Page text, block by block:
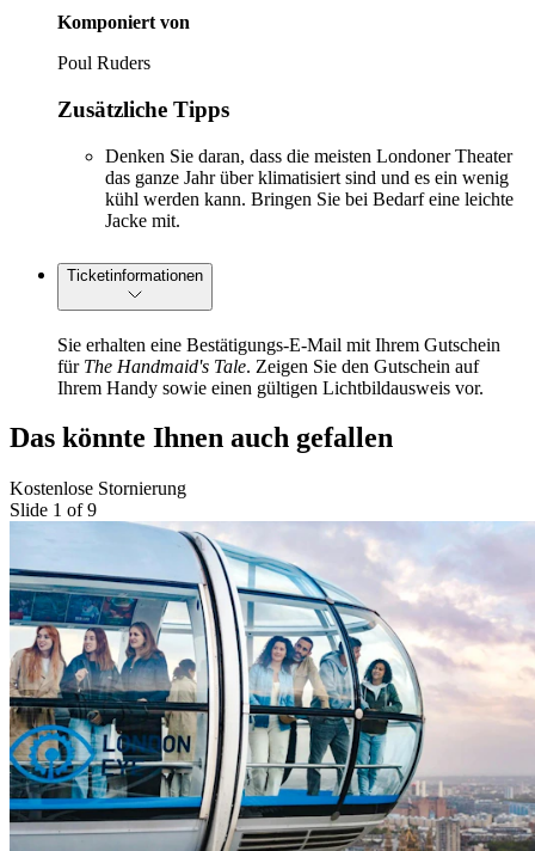
Komponiert von
Poul Ruders
Zusätzliche Tipps
Denken Sie daran, dass die meisten Londoner Theater
das ganze Jahr über klimatisiert sind und es ein wenig
kühl werden kann. Bringen Sie bei Bedarf eine leichte
Jacke mit.
Ticketinformationen
Sie erhalten eine Bestätigungs-E-Mail mit Ihrem Gutschein
für The Handmaid's Tale. Zeigen Sie den Gutschein auf
Ihrem Handy sowie einen gültigen Lichtbildausweis vor.
Das könnte Ihnen auch gefallen
Kostenlose Stornierung
Slide 1 of 9